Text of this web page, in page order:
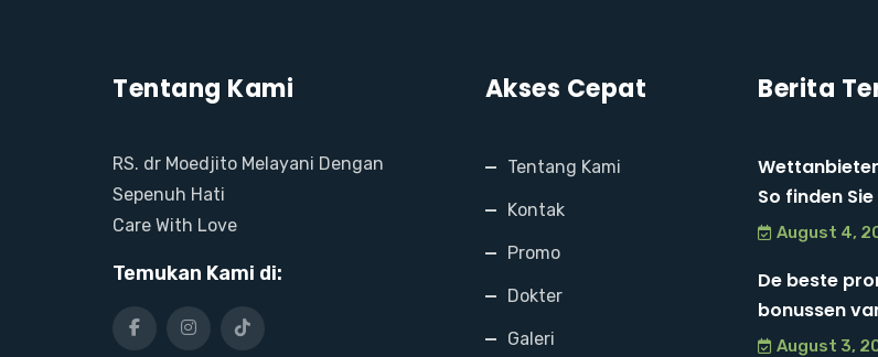
Tentang Kami
RS. dr Moedjito Melayani Dengan
Sepenuh Hati
Care With Love
Temukan Kami di:
Akses Cepat
Tentang Kami
Kontak
Promo
Dokter
Galeri
Berita
So finden Sie
August 4,
De beste
bonussen
August 3,